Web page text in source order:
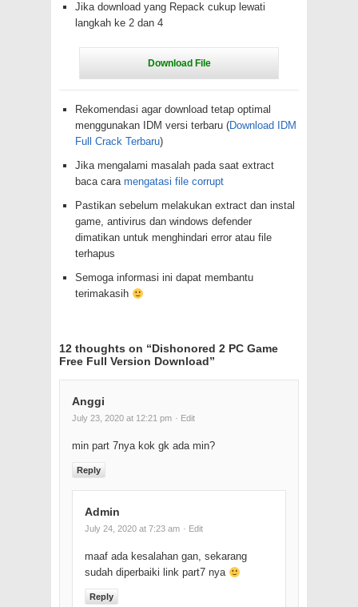
Jika download yang Repack cukup lewati
langkah ke 2 dan 4
Rekomendasi agar download tetap optimal
menggunakan IDM versi terbaru (Download IDM
Full Crack Terbaru)
Jika mengalami masalah pada saat extract
baca cara mengatasi file corrupt
Pastikan sebelum melakukan extract dan instal
game, antivirus dan windows defender
dimatikan untuk menghindari error atau file
terhapus
Semoga informasi ini dapat membantu
terimakasih
12 thoughts on “Dishonored 2 PC Game
Free Full Version Download”
Anggi
July 23, 2020 at 12:21 pm · Edit
min part 7nya kok gk ada min?
Reply
Admin
July 24, 2020 at 7:23 am · Edit
maaf ada kesalahan gan, sekarang
sudah diperbaiki link part7 nya
Reply